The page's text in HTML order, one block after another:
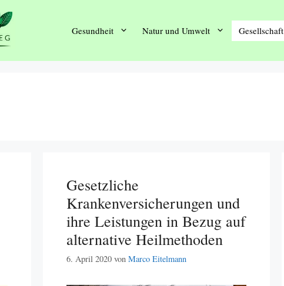
Gesundheit Natur und Umwelt Gesellschaft
Gesetzliche
Krankenversicherungen und
ihre Leistungen in Bezug auf
alternative Heilmethoden
6. April 2020 von Marco Eitelmann